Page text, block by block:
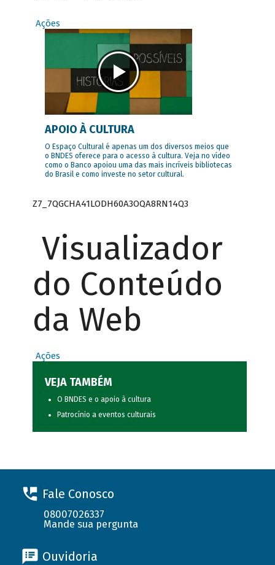
Ações
APOIO À CULTURA
O Espaço Cultural é apenas um dos diversos meios que
o BNDES oferece para o acesso à cultura. Veja no vídeo
como o Banco apoiou uma das mais incríveis bibliotecas
do Brasil e como investe no setor cultural.
Z7_7QGCHA41LODH60A3OQA8RN14Q3
Visualizador
do Conteúdo
da Web
Ações
VEJA TAMBÉM
O BNDES e o apoio à cultura
Patrocínio a eventos culturais
Fale Conosco
08007026337
Mande sua pergunta
Ouvidoria